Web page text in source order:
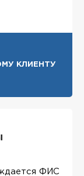
КЛИЕНТУ
ФИС